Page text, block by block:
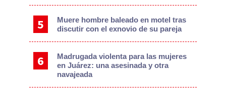
Muere hombre baleado en motel tras
discutir con el exnovio de su pareja
Madrugada violenta para las mujeres
en Juárez: una asesinada y otra
navajeada